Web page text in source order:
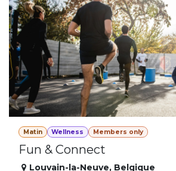
Matin Wellness Members only
Fun & Connect
Louvain-la-Neuve, Belgique